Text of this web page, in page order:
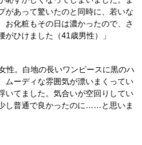
があって驚いたのと同時に、若いな
化粧もその日は濃かったので、さ
がひけました（41歳男性）」
性。白地の長いワンピースに黒のハ
ムーディな雰囲気が漂いまくってい
いてました。気合いが空回りしてい
し普通で良かったのに……と思いま